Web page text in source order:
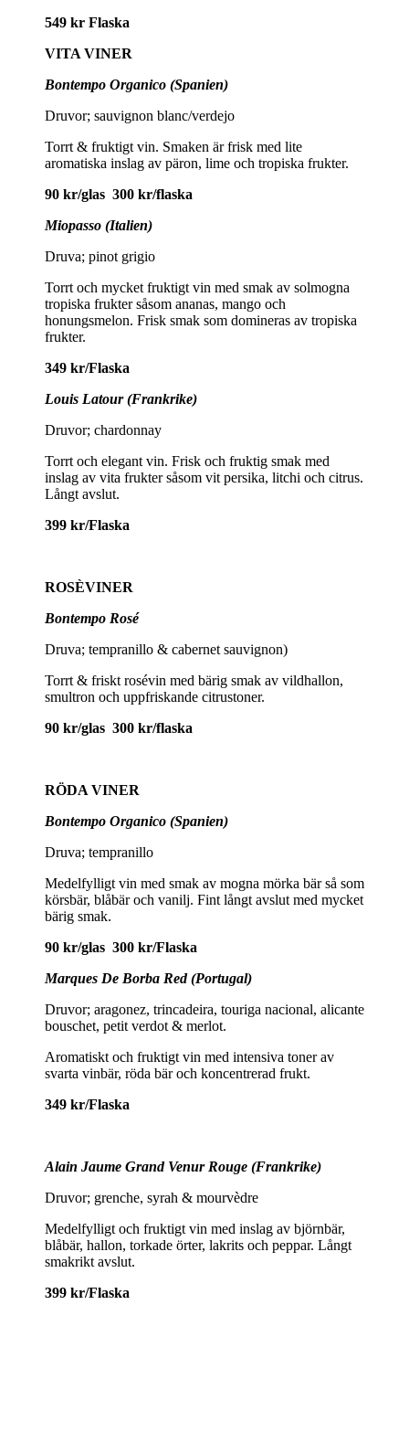
549 kr Flaska
VITA VINER
Bontempo Organico (Spanien)
Druvor; sauvignon blanc/verdejo
Torrt & fruktigt vin. Smaken är frisk med lite
aromatiska inslag av päron, lime och tropiska frukter.
90 kr/glas 300 kr/flaska
Miopasso (Italien)
Druva; pinot grigio
Torrt och mycket fruktigt vin med smak av solmogna
tropiska frukter såsom ananas, mango och
honungsmelon. Frisk smak som domineras av tropiska
frukter.
349 kr/Flaska
Louis Latour (Frankrike)
Druvor; chardonnay
Torrt och elegant vin. Frisk och fruktig smak med
inslag av vita frukter såsom vit persika, litchi och citrus.
Långt avslut.
399 kr/Flaska
ROSÈVINER
Bontempo Rosé
Druva; tempranillo & cabernet sauvignon)
Torrt & friskt rosévin med bärig smak av vildhallon,
smultron och uppfriskande citrustoner.
90 kr/glas 300 kr/flaska
RÖDA VINER
Bontempo Organico (Spanien)
Druva; tempranillo
Medelfylligt vin med smak av mogna mörka bär så som
körsbär, blåbär och vanilj. Fint långt avslut med mycket
bärig smak.
90 kr/glas 300 kr/Flaska
Marques De Borba Red (Portugal)
Druvor; aragonez, trincadeira, touriga nacional, alicante
bouschet, petit verdot & merlot.
Aromatiskt och fruktigt vin med intensiva toner av
svarta vinbär, röda bär och koncentrerad frukt.
349 kr/Flaska
Alain Jaume Grand Venur Rouge (Frankrike)
Druvor; grenche, syrah & mourvèdre
Medelfylligt och fruktigt vin med inslag av björnbär,
blåbär, hallon, torkade örter, lakrits och peppar. Långt
smakrikt avslut.
399 kr/Flaska